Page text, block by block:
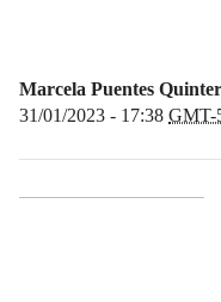
Marcela Puentes
31/01/2023 - 17:38 GMT-